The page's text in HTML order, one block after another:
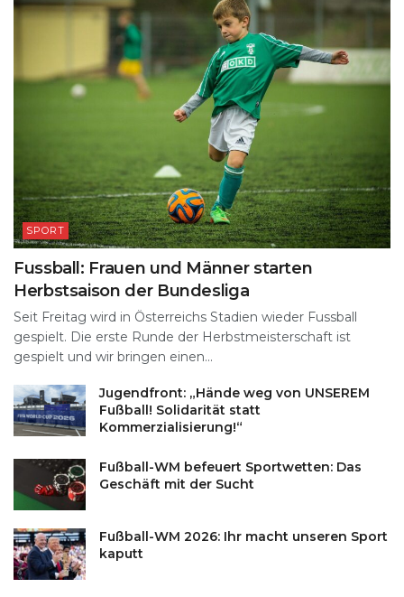
SPORT
Fussball: Frauen und Männer starten
Herbstsaison der Bundesliga
Seit Freitag wird in Österreichs Stadien wieder Fussball
gespielt. Die erste Runde der Herbstmeisterschaft ist
gespielt und wir bringen einen...
Jugendfront: „Hände weg von UNSEREM
Fußball! Solidarität statt
Kommerzialisierung!“
Fußball-WM befeuert Sportwetten: Das
Geschäft mit der Sucht
Fußball-WM 2026: Ihr macht unseren Sport
kaputt